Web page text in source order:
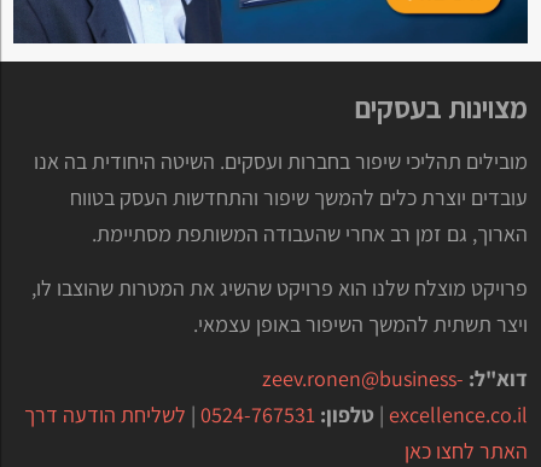
מצוינות בעסקים
מובילים תהליכי שיפור בחברות ועסקים. השיטה היחודית בה אנו
עובדים יוצרת כלים להמשך שיפור והתחדשות העסק בטווח
הארוך, גם זמן רב אחרי שהעבודה המשותפת מסתיימת.
פרויקט מוצלח שלנו הוא פרויקט שהשיג את המטרות שהוצבו לו,
ויצר תשתית להמשך השיפור באופן עצמאי.
דוא"ל: zeev.ronen@business-
excellence.co.il
| טלפון: 0524-767531
| לשליחת הודעה דרך
האתר לחצו כאן